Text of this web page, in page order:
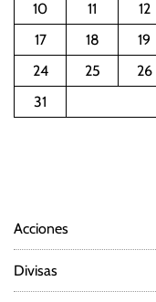
10
11 12
17
18 19
24
25 26
31
Acciones
Divisas